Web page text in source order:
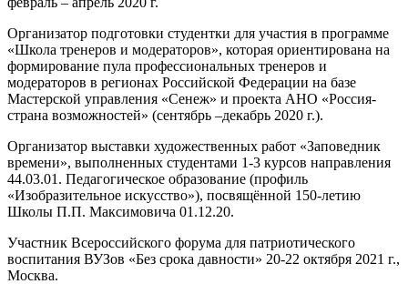
Организатор подготовки студентки для участия в программе
«Школа тренеров и модераторов», которая ориентирована на
формирование пула профессиональных тренеров и
модераторов в регионах Российской Федерации на базе
Мастерской управления «Сенеж» и проекта АНО «Россия-
страна возможностей» (сентябрь –декабрь 2020 г.).
Организатор выставки художественных работ «Заповедник
времени», выполненных студентами 1-3 курсов направления
44.03.01. Педагогическое образование (профиль
«Изобразительное искусство»), посвящённой 150-летию
Школы П.П. Максимовича 01.12.20.
Участник Всероссийского форума для патриотического
воспитания ВУЗов «Без срока давности» 20-22 октября 2021 г.,
Москва.